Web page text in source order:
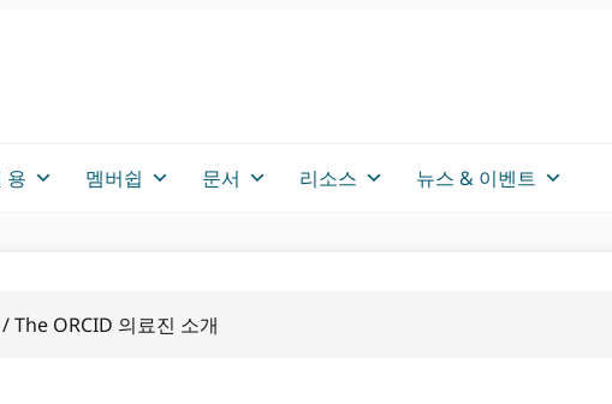
용 멤버쉽 문서 리소스 뉴스 & 이벤트
/The ORCID 의료진 소개